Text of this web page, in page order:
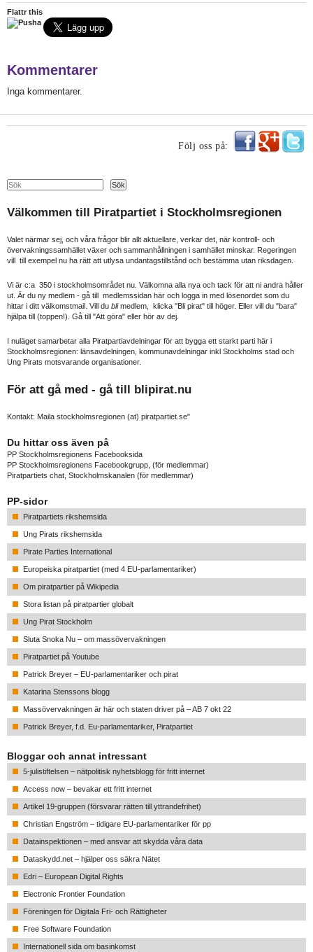
Flattr this
Kommentarer
Inga kommentarer.
Följ oss på:
Search Sök
Välkommen till Piratpartiet i Stockholmsregionen
Valet närmar sej, och våra frågor blir allt aktuellare, verkar det, när kontroll- och
övervakningssamhället växer och sammanhållningen i samhället minskar. Regeringen
vill till exempel nu ha rätt att utlysa undantagstillstånd och bestämma utan riksdagen.
Vi är c:a 350 i stockholmsområdet nu. Välkomna alla nya och tack för att ni andra håller
ut. Är du ny medlem - gå till medlemssidan här och logga in med lösenordet som du
hittar i ditt välkomstmail. Vill du blimedlem, klicka "Bli pirat" till höger. Eller vill du "bara"
hjälpa till (toppen!). Gå till "Att göra" eller hör av dej.
I nuläget samarbetar alla Piratpartiavdelningar för att bygga ett starkt parti här i
Stockholmsregionen: länsavdelningen, kommunavdelningar inkl Stockholms stad och
Ung Pirats motsvarande organisationer.
För att gå med - gå till blipirat.nu
Kontakt: Maila stockholmsregionen (at) piratpartiet.se"
Du hittar oss även på
PP Stockholmsregionens Facebooksida
PP Stockholmsregionens Facebookgrupp , (för medlemmar)
Piratpartiets chat, Stockholmskanalen (för medlemmar)
PP-sidor
Piratpartiets rikshemsida
Ung Pirats rikshemsida
Pirate Parties International
Europeiska piratpartiet (med 4 EU-parlamentariker)
Om piratpartier på Wikipedia
Stora listan på piratpartier globalt
Ung Pirat Stockholm
Sluta Snoka Nu – om massövervakningen
Piratpartiet på Youtube
Patrick Breyer – EU-parlamentariker och pirat
Katarina Stenssons blogg
Massövervakningen är här och staten driver på – AB 7 okt 22
Patrick Breyer, f.d. Eu-parlamentariker, Piratpartiet
Bloggar och annat intressant
5-julistiftelsen – nätpolitisk nyhetsblogg för fritt internet
Access now – bevakar ett fritt internet
Artikel 19-gruppen (försvarar rätten till yttrandefrihet)
Christian Engström – tidigare EU-parlamentariker för pp
Datainspektionen – med ansvar att skydda våra data
Dataskydd.net – hjälper oss säkra Nätet
Edri – European Digital Rights
Electronic Frontier Foundation
Föreningen för Digitala Fri- och Rättigheter
Free Software Foundation
Internationell sida om basinkomst